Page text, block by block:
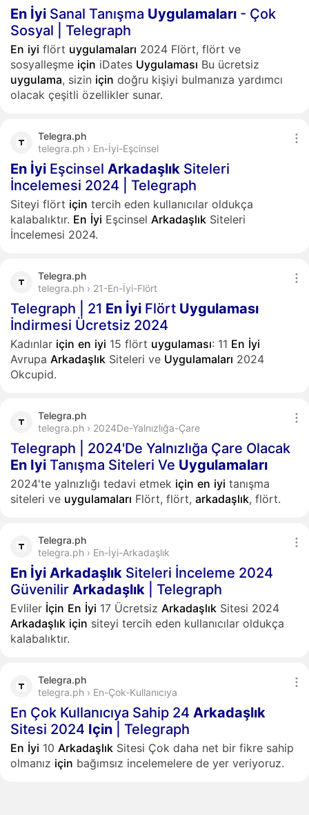
En İyi Sanal Tanışma Uygulamaları - Çok
Sosyal | Telegraph
En iyi flört uygulamaları 2024 Flört, flört ve
sosyalleşme için iDates Uygulaması Bu ücretsiz
uygulama, sizin için doğru kişiyi bulmanıza yardımcı
olacak çeşitli özellikler sunar.
Telegra.ph
telegra.ph › En-İyi-Eşcinsel
En İyi Eşcinsel Arkadaşlık Siteleri
İncelemesi 2024 | Telegraph
Siteyi flört için tercih eden kullanıcılar oldukça
kalabalıktır. En İyi Eşcinsel Arkadaşlık Siteleri
İncelemesi 2024.
Telegra.ph
telegra.ph › 21-En-İyi-Flört
Telegraph | 21 En İyi Flört Uygulaması
İndirmesi Ücretsiz 2024
Kadınlar için en iyi 15 flört uygulaması: 11 En İyi
Avrupa Arkadaşlık Siteleri ve Uygulamaları 2024
Okcupid.
Telegra.ph
telegra.ph › 2024De-Yalnızlığa-Çare
Telegraph | 2024'De Yalnızlığa Çare Olacak
En Iyi Tanışma Siteleri Ve Uygulamaları
2024'te yalnızlığı tedavi etmek için en iyi tanışma
siteleri ve uygulamaları Flört, flört, arkadaşlık, flört.
Telegra.ph
telegra.ph › En-İyi-Arkadaşlık
En İyi Arkadaşlık Siteleri İnceleme 2024
Güvenilir Arkadaşlık | Telegraph
Evliler İçin En İyi 17 Ücretsiz Arkadaşlık Sitesi 2024
Arkadaşlık için siteyi tercih eden kullanıcılar oldukça
kalabalıktır.
Telegra.ph
telegra.ph › En-Çok-Kullanıcıya
En Çok Kullanıcıya Sahip 24 Arkadaşlık
Sitesi 2024 Için | Telegraph
En İyi 10 Arkadaşlık Sitesi Çok daha net bir fikre sahip
olmanız için bağımsız incelemelere de yer veriyoruz.